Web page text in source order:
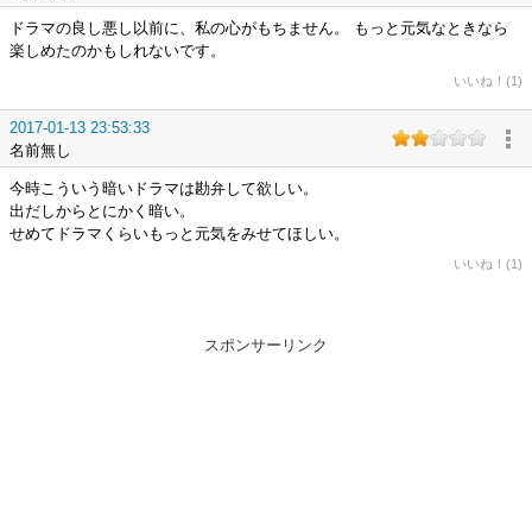
ドラマの良し悪し以前に、私の心がもちません。 もっと元気なときなら
楽しめたのかもしれないです。
いいね！(1)
2017-01-13 23:53:33
名前無し
今時こういう暗いドラマは勘弁して欲しい。
出だしからとにかく暗い。
せめてドラマくらいもっと元気をみせてほしい。
いいね！(1)
スポンサーリンク